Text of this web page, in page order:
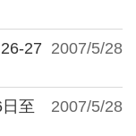
2007/5/28
27
2007/5/28
至